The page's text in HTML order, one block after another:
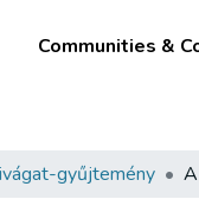
Communities &
gyűjtemény